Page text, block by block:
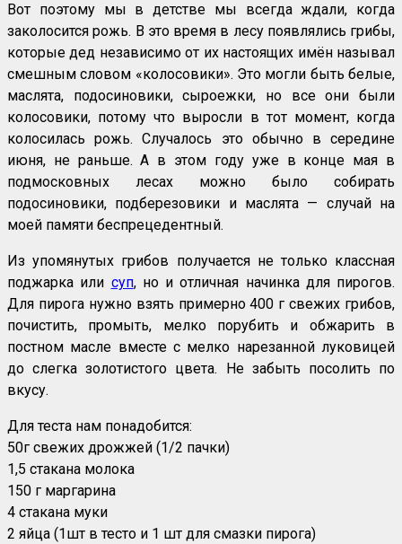
Вот поэтому мы в детстве мы всегда ждали, когда
заколосится рожь. В это время в лесу появлялись грибы,
которые дед независимо от их настоящих имён называл
смешным словом «колосовики». Это могли быть белые,
маслята, подосиновики, сыроежки, но все они были
колосовики, потому что выросли в тот момент, когда
колосилась рожь. Случалось это обычно в середине
июня, не раньше. А в этом году уже в конце мая в
подмосковных лесах можно было собирать
подосиновики, подберезовики и маслята — случай на
моей памяти беспрецедентный.
Из упомянутых грибов получается не только классная
поджарка или суп, но и отличная начинка для пирогов.
Для пирога нужно взять примерно 400 г свежих грибов,
почистить, промыть, мелко порубить и обжарить в
постном масле вместе с мелко нарезанной луковицей
до слегка золотистого цвета. Не забыть посолить по
вкусу.
Для теста нам понадобится:
50г свежих дрожжей (1/2 пачки)
1,5 стакана молока
150 г маргарина
4 стакана муки
2 яйца (1шт в тесто и 1 шт для смазки пирога)